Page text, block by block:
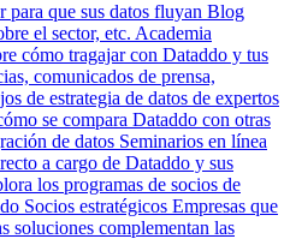
para que sus datos fluyan Blog
el sector, etc. Academia
cómo tragajar con Dataddo y tus
comunicados de prensa,
de estrategia de datos de expertos
se compara Dataddo con otras
de datos Seminarios en línea
a cargo de Dataddo y sus
los programas de socios de
Socios estratégicos Empresas que
soluciones complementan las